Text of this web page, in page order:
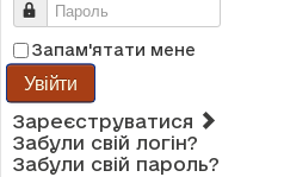
Пароль
Запам'ятати мене
Увійти
Зареєструватися
Забули свій логін?
Забули свій пароль?